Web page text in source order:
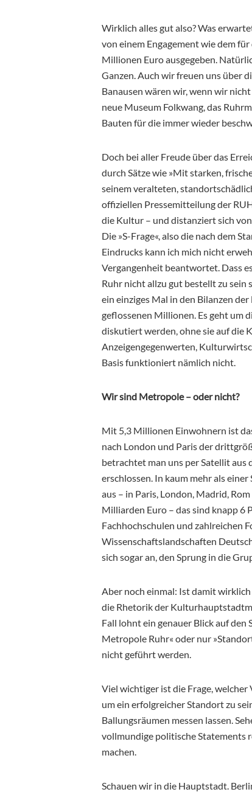
Wirklich alles gut also? Was
von einem Engagement wie dem
Millionen Euro ausgegeben.
Ganzen. Auch wir freuen uns über
Banausen wären wir, wenn wir
neue Museum Folkwang, das
Bauten für die immer wieder
Doch bei aller Freude über das
durch Sätze wie »Mit starken,
seinem veralteten,
offiziellen Pressemitteilung der
die Kultur – und distanziert sich
Die »S-Frage«, also die nach dem
Eindrucks kann ich mich nicht
Vergangenheit beantwortet. Dass
Ruhr nicht allzu gut bestellt zu sein
ein einziges Mal in den Bilanzen
geflossenen Millionen. Es geht um
diskutiert werden, ohne sie auf die
Anzeigengegenwerten,
Basis funktioniert nämlich nicht.
Wir sind Metropole – oder nicht?
Mit 5,3 Millionen Einwohnern ist
nach London und Paris der
betrachtet man uns per Satellit aus
erschlossen. In kaum mehr als
aus – in Paris, London, Madrid,
Milliarden Euro – das sind knapp 6
Fachhochschulen und zahlreichen
Wissenschaftslandschaften
sich sogar an, den Sprung in die
Aber noch einmal: Ist damit
die Rhetorik der
Fall lohnt ein genauer Blick auf
Metropole Ruhr« oder nur
nicht geführt werden.
Viel wichtiger ist die Frage, welcher
um ein erfolgreicher Standort zu
Ballungsräumen messen lassen.
vollmundige politische Statements
machen.
Schauen wir in die Hauptstadt.